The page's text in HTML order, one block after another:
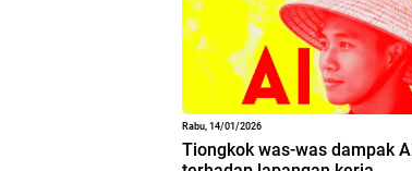
Rabu, 14/01/2026
Tiongkok was-was dampak AI